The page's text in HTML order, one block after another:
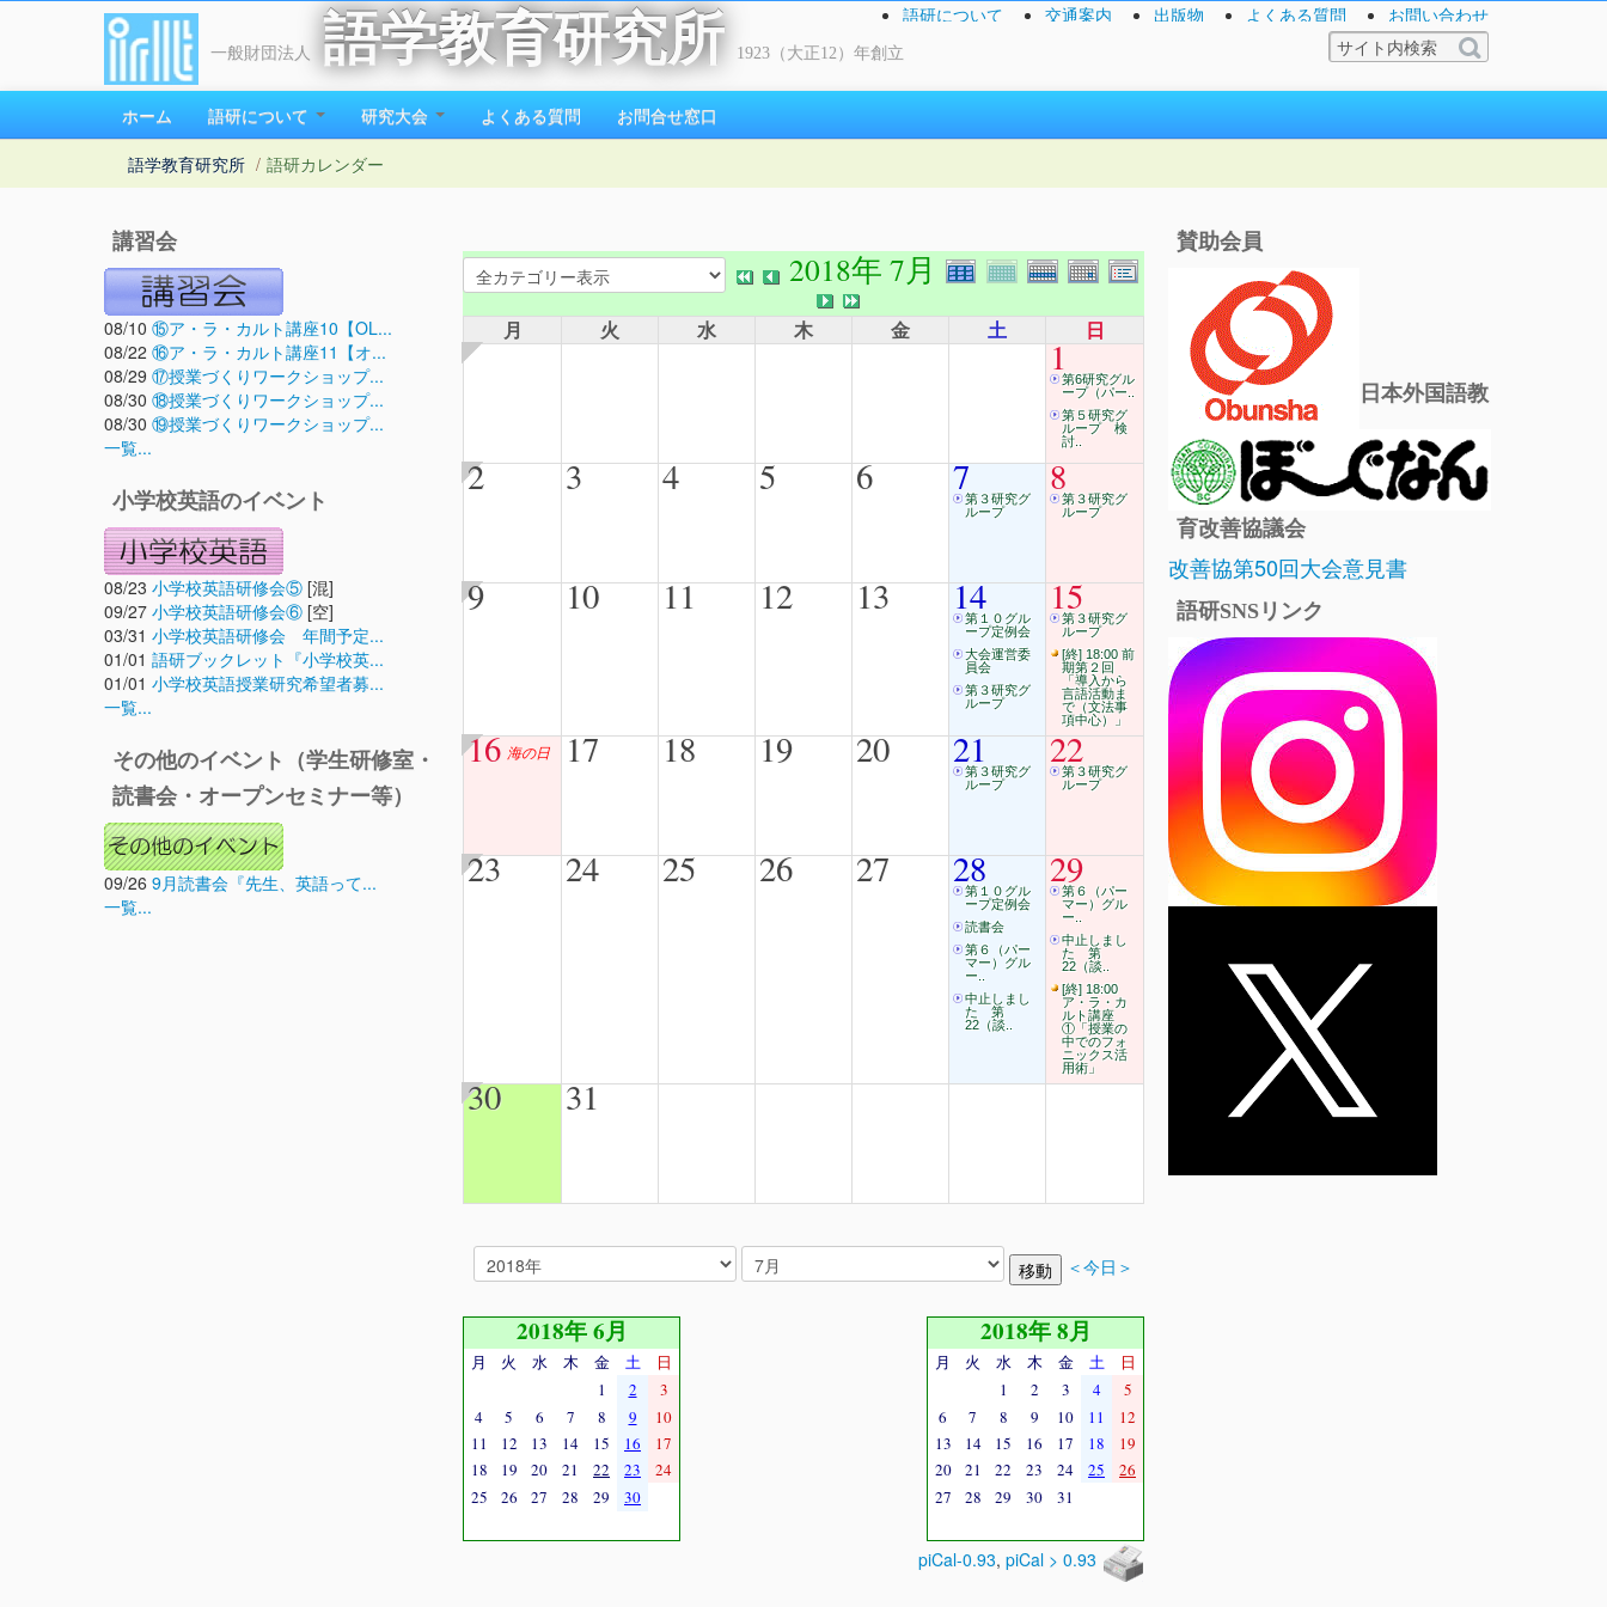
一般財団法人 語学教育研究所 1923（大正12）年創立
語研について 交通案内 出版物 よくある質問 お問い合わせ
ホーム 語研について 研究大会 よくある質問 お問合せ窓口
語学教育研究所 / 語研カレンダー
講習会
08/10 ⑮ア・ラ・カルト講座10【OL...
08/22 ⑯ア・ラ・カルト講座11【オ...
08/29 ⑰授業づくりワークショップ...
08/30 ⑱授業づくりワークショップ...
08/30 ⑲授業づくりワークショップ...
一覧...
小学校英語のイベント
08/23 小学校英語研修会⑤ [混]
09/27 小学校英語研修会⑥ [空]
03/31 小学校英語研修会 年間予定...
01/01 語研ブックレット『小学校英...
01/01 小学校英語授業研究希望者募...
一覧...
その他のイベント（学生研修室・
読書会・オープンセミナー等）
09/26 9月読書会『先生、英語って...
一覧...
2018年 7月
月 火 水 木 金 土 日
1第6研究グル
ープ（パー..
第５研究グ
ループ 検
討..
2 3 4 5 6 7第３研究グ
ループ
8第３研究グ
ループ
9 10 11 12 13 14
第１０グル
ープ定例会
大会運営委
員会
第３研究グ
ループ
15
第３研究グ
ループ
[終] 18:00 前
期第２回
「導入から
言語活動ま
で（文法事
項中心）」
16 海の日 17 18 19 20 21
第３研究グ
ループ
22
第３研究グ
ループ
23 24 25 26 27 28
第１０グル
ープ定例会
読書会
第６（パー
マー）グル
ー..
中止しまし
た 第
22（談..
29
第６（パー
マー）グル
ー..
中止しまし
た 第
22（談..
[終] 18:00
ア・ラ・カ
ルト講座
①「授業の
中でのフォ
ニックス活
用術」
30 31
＜今日＞
2018年 6月
月 火 水 木 金 土
日
1
2
3
4
5 6 7 8 9
10
11
12 13 14 15 16
17
18
19 20 21 22 23
24
25
26 27 28 29 30
2018年 8月
月 火 水 木 金 土
日
1
2 3 4
5
6
7 8 9 10 11
12
13
14 15 16 17 18
19
20
21 22 23 24 25
26
27
28 29 30 31
piCal-0.93, piCal > 0.93
賛助会員
日本外国語教
育改善協議会
改善協第50回大会意見書
語研SNSリンク